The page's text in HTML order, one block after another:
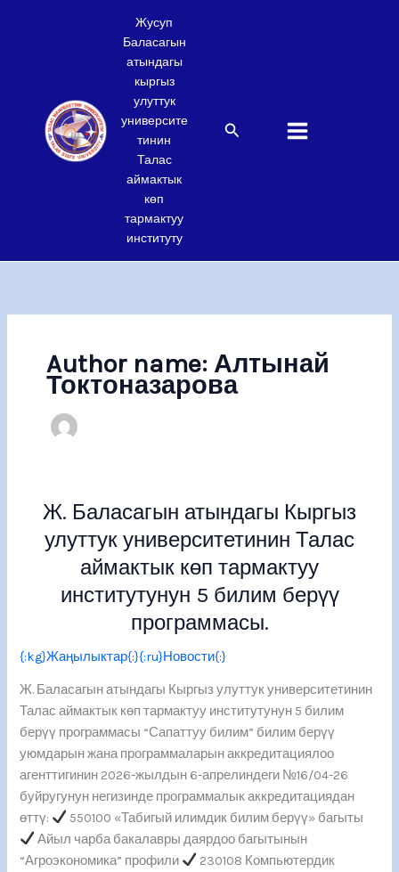
Жусуп
Баласагын
атындагы
кыргыз
улуттук
университе
тинин
Талас
аймактык
көп
тармактуу
институту
Search
Author name: Алтынай
Токтоназарова
Ж. Баласагын атындагы Кыргыз
улуттук университетинин Талас
аймактык көп тармактуу
институтунун 5 билим берүү
программасы.
{:kg}Жаңылыктар{:}{:ru}Новости{:}
Ж. Баласагын атындагы Кыргыз улуттук университетинин
Талас аймактык көп тармактуу институтунун 5 билим
берүү программасы “Сапаттуу билим” билим берүү
уюмдарын жана программаларын аккредитациялоо
агенттигинин 2026-жылдын 6-апрелиндеги №16/04-26
буйругунун негизинде программалык аккредитациядан
өттү:
550100 «Табигый илимдик билим берүү» багыты
Айыл чарба бакалавры даярдоо багытынын
“Агроэкономика” профили
230108 Компьютердик
атындагы
улуттук
аймактык
билим
программасы.